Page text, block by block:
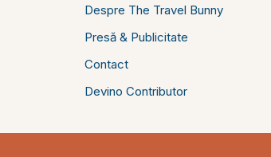
Despre The Travel Bunny
Presă & Publicitate
Contact
Devino Contributor